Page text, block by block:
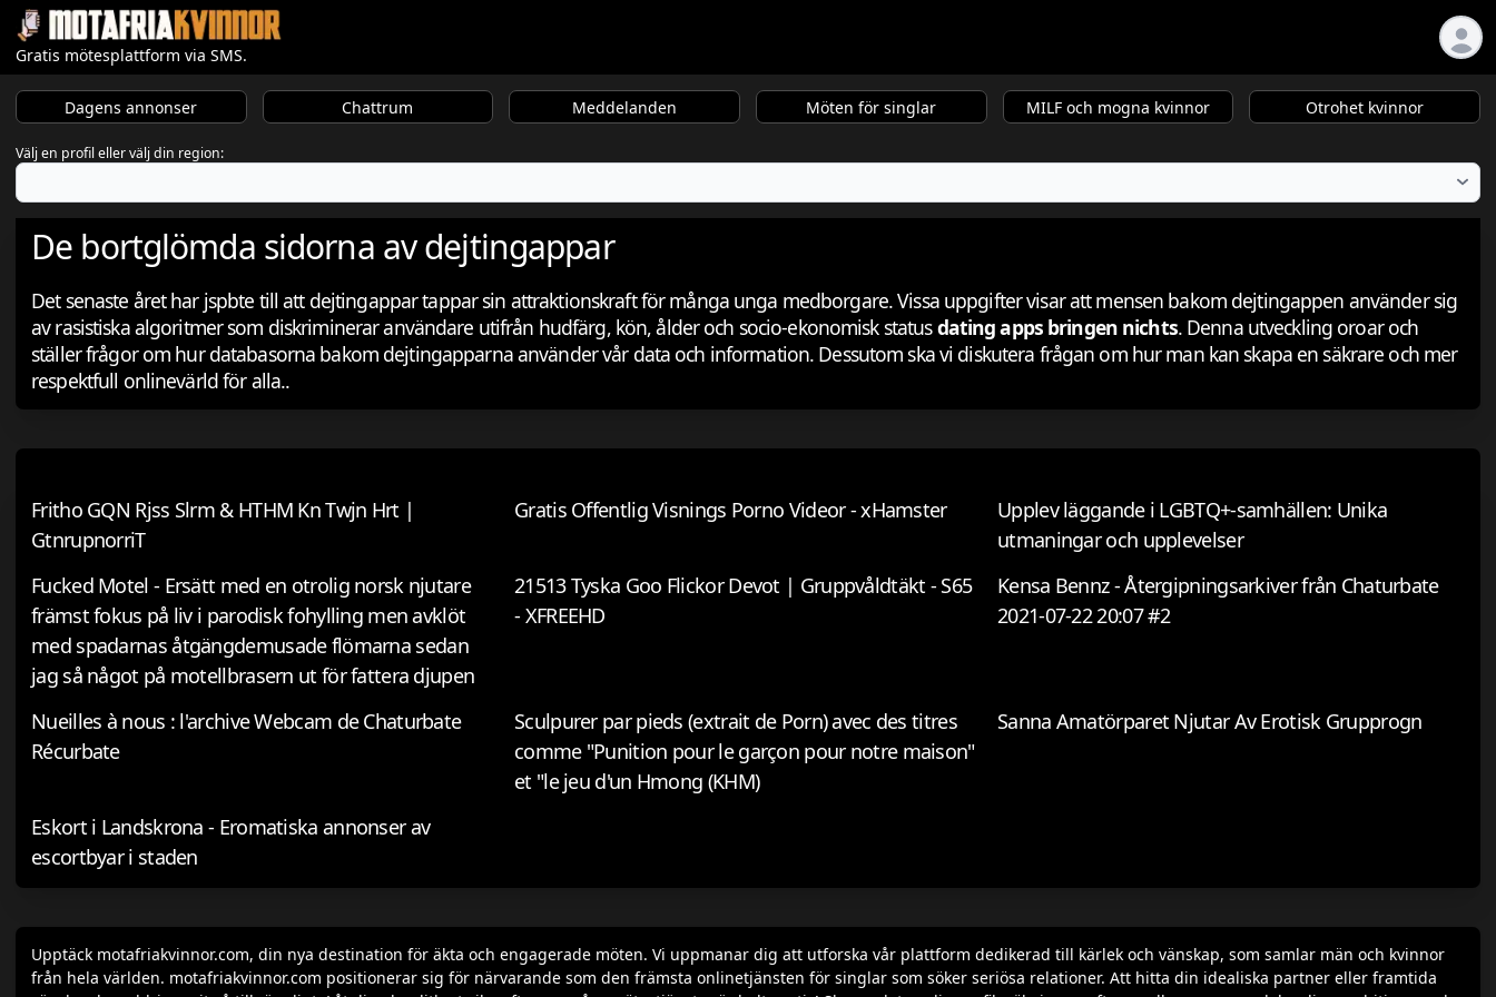
Gratis mötesplattform via SMS.
Dagens annonser Chattrum Meddelanden Möten för singlar MILF och mogna kvinnor Otrohet kvinnor
Välj en profil eller välj din region:
De bortglömda sidorna av dejtingappar
Det senaste året har jspbte till att dejtingappar tappar sin attraktionskraft för många unga medborgare. Vissa uppgifter visar att mensen bakom dejtingappen använder sig
av rasistiska algoritmer som diskriminerar användare utifrån hudfärg, kön, ålder och socio-ekonomisk statusdating apps bringen nichts. Denna utveckling oroar och
ställer frågor om hur databasorna bakom dejtingapparna använder vår data och information. Dessutom ska vi diskutera frågan om hur man kan skapa en säkrare och mer
respektfull onlinevärld för alla..
Fritho GQN Rjss Slrm & HTHM Kn Twjn Hrt |
GtnrupnorriT
Gratis Offentlig Visnings Porno Videor - xHamster
Upplev läggande i LGBTQ+-samhällen: Unika
utmaningar och upplevelser
Fucked Motel - Ersätt med en otrolig norsk njutare
främst fokus på liv i parodisk fohylling men avklöt
med spadarnas åtgängdemusade flömarna sedan
jag så något på motellbrasern ut för fattera djupen
21513 Tyska Goo Flickor Devot | Gruppvåldtäkt - S65
- XFREEHD
Kensa Bennz - Återgipningsarkiver från Chaturbate
2021-07-22 20:07 #2
Nueilles à nous : l'archive Webcam de Chaturbate
Récurbate
Sculpurer par pieds (extrait de Porn) avec des titres
comme "Punition pour le garçon pour notre maison"
et "le jeu d'un Hmong (KHM)
Sanna Amatörparet Njutar Av Erotisk Grupprogn
Eskort i Landskrona - Eromatiska annonser av
escortbyar i staden
Upptäck motafriakvinnor.com, din nya destination för äkta och engagerade möten. Vi uppmanar dig att utforska vår plattform dedikerad till kärlek och vänskap, som samlar män och kvinnor
från hela världen. motafriakvinnor.com positionerar sig för närvarande som den främsta onlinetjänsten för singlar som söker seriösa relationer. Att hitta din idealiska partner eller framtida